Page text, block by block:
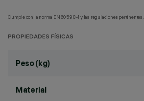
Cumple con la norma EN60598-1 y las regulaciones pertinentes.
PROPIEDADES FÍSICAS
Peso (kg)
Material